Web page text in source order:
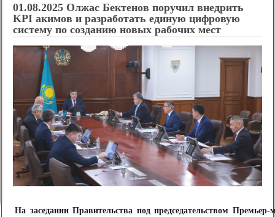
01.08.2025 Олжас Бектенов поручил внедрить
KPI акимов и разработать единую цифровую
систему по созданию новых рабочих мест
На заседании Правительства под председательством